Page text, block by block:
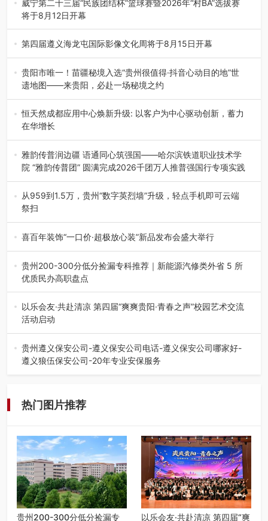
威宁第二十三届“民族团结杯”篮球赛暨2026年“村BA”选拔赛
将于8月12日开幕
8月7日，威宁彝族回族苗族自治县第二十三届“民族团结
杯”篮球赛暨2026年“村B…
第四届遵义海龙屯国际影像文化周将于8月15日开幕
8月7日，第四届遵义海龙屯国际影像文化周媒体通气会在世
界文化遗产地海龙屯核心景区…
贵阳市唯一！苗疆秘境入选“贵州很值得·抖音心动目的地”世
遗地图——来贵阳，必赴一场秘境之约
2026年7月21日，2026年“贵州很值得”暨抖音“心动目的
地”（贵州站）主题…
恒天然成都应用中心焕新升级: 以客户为中心驱动创新，蓄力
在华增长
融合全球研发实力与本土洞察，深化客户共创，赋能西南市
场创新发展 （7月27日，成…
雅韵传普润边疆 语通同心筑强国——哈尔滨铁道职业技术学
院 “雅韵传普团” 圆满完成2026千团万人推普强国行专项实践
为扎实推进2026“千团万人推普强国行”大学生暑期社会实
践，牢牢紧扣 “雅韵传普…
从959到1.5万，贵州“数字英烈墙”升级，轻点手机即可云端
祭扫
八一建军节到来之际，由贵州省退役军人事务厅指导，贵阳
市退役军人事务局联合贵州广电…
喜百年装饰“一口价·超极放心装”新品发布会盛大举行
2026年7月31日，喜百年装饰“一口价·超极放心装”新品发布
会在贵阳隆重举行。…
贵州200-300分低分捡漏专科推荐｜新能源汽修类外省 5 所
优质民办高职盘点
在贵州省高考志愿填报体系中，200至300分数段考生可选择
的省内工科、新能源汽车…
以乐会友·共赴清凉 第四届“爽爽贵阳·青春之声”校园艺术交流
活动启动
七月的贵阳，清风送爽，第四届“爽爽贵阳·青春之声”校园管
弦乐（合唱）艺术交流活动…
贵州遵义保安公司-遵义保安公司电话-遵义保安公司哪家好-
遵义狼伍保安公司-20年专业安保服务
热门图片推荐
贵州200-300分低分捡漏专 以乐会友·共赴清凉 第四届“爽